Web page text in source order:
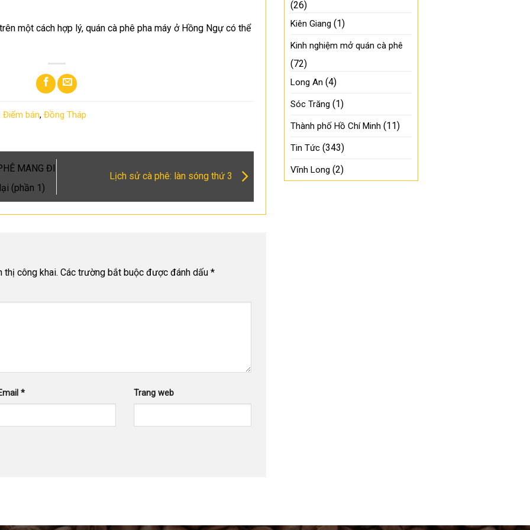
một cách hợp lý, quán cà phê pha máy ở Hồng Ngự có thể
Điểm bán, Đồng Tháp
MANG ĐI
(phần 1)
Lịch sử cà phê: làn sóng thứ 3
thị công khai. Các trường bắt buộc được đánh dấu *
* Trang web
(26)
Kiên Giang (1)
Kinh nghiệm mở quán cà phê
(72)
Long An (4)
Sóc Trăng (1)
Thành phố Hồ Chí Minh (11)
Tin Tức (343)
Vĩnh Long (2)